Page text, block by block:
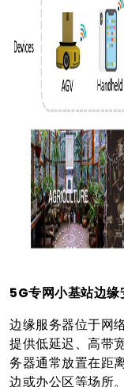
5G专网小基站边缘
边缘服务器位于网
提供低延迟、高带
务器通常放置在距
边或办公区等场所